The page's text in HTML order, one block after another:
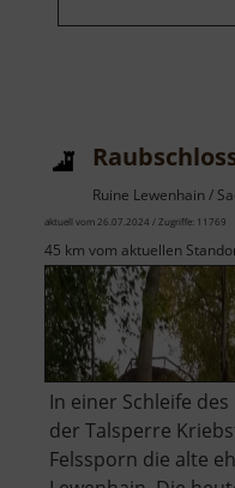
Ruine Lewenhain /
aktuell vom 26.07.2024 / Zugriffe: 11769
45 km vom aktuellen
In einer Schleife
der Talsperre
Felssporn die alte